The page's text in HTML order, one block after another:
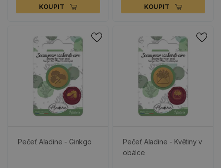
KOUPIT KOUPIT
Pečeť Aladine - Ginkgo
Pečeť Aladine - Květiny v
obálce